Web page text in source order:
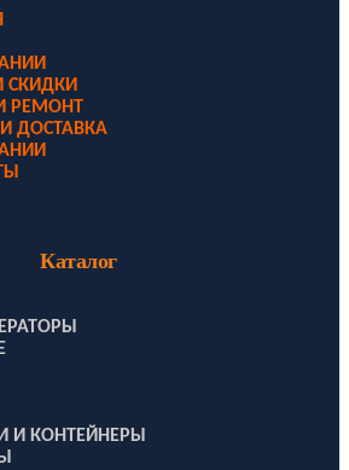
СКИДКИ
РЕМОНТ
ДОСТАВКА
Каталог
И КОНТЕЙНЕРЫ